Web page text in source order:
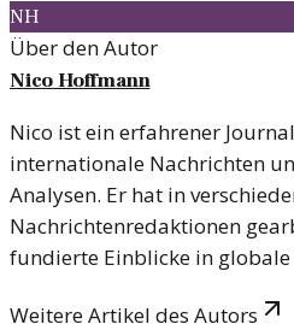
NH
Über den Autor
Nico Hoffmann
Nico ist ein erfahrener
internationale Nachrichten
Analysen. Er hat in
Nachrichtenredaktionen
fundierte Einblicke in
Weitere Artikel des Autors